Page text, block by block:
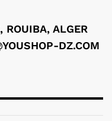
ROUIBA, ALGER
DZ.COM